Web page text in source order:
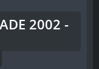
2002 -